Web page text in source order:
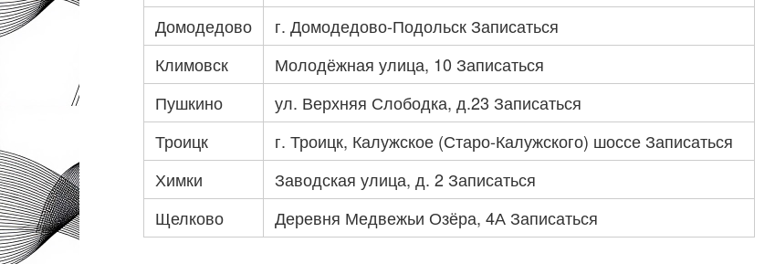
Домодедово
г. Домодедово-Подольск Записаться
Климовск
Молодёжная улица, 10 Записаться
Пушкино
ул. Верхняя Слободка, д.23 Записаться
Троицк
г. Троицк, Калужское (Старо-Калужского) шоссе Записаться
Химки
Заводская улица, д. 2 Записаться
Щелково
Деревня Медвежьи Озёра, 4А Записаться